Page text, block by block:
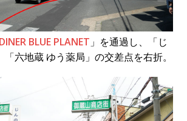
BLUE PLANET 」を通過し、「じ
六地蔵 ゆう薬局」の交差点を右折。